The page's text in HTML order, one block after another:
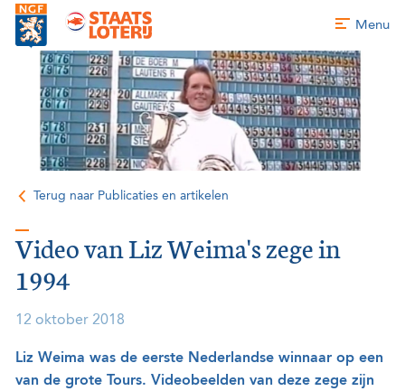
Menu
Terug naar Publicaties en artikelen
Video van Liz Weima's zege in
1994
12 oktober 2018
Liz Weima was de eerste Nederlandse winnaar op een
van de grote Tours. Videobeelden van deze zege zijn